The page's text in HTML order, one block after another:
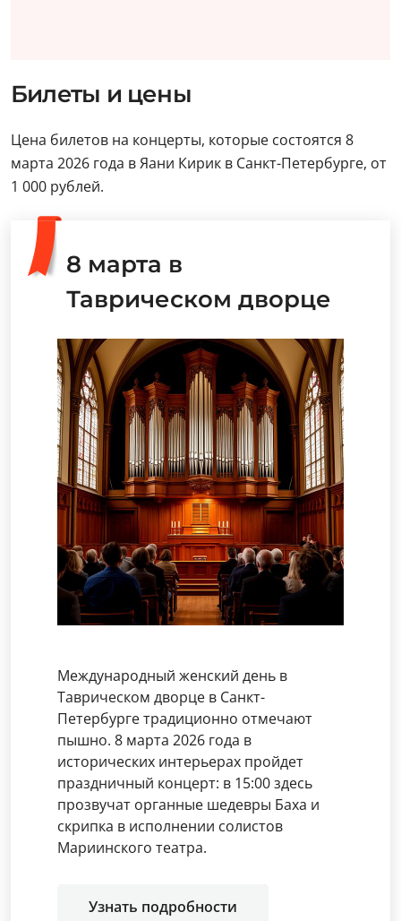
Билеты и цены
Цена билетов на концерты, которые состоятся 8
марта 2026 года в Яани Кирик в Санкт-Петербурге, от
1 000 рублей.
8 марта в
Таврическом дворце
Международный женский день в
Таврическом дворце в Санкт-
Петербурге традиционно отмечают
пышно. 8 марта 2026 года в
исторических интерьерах пройдет
праздничный концерт: в 15:00 здесь
прозвучат органные шедевры Баха и
скрипка в исполнении солистов
Мариинского театра.
Узнать подробности